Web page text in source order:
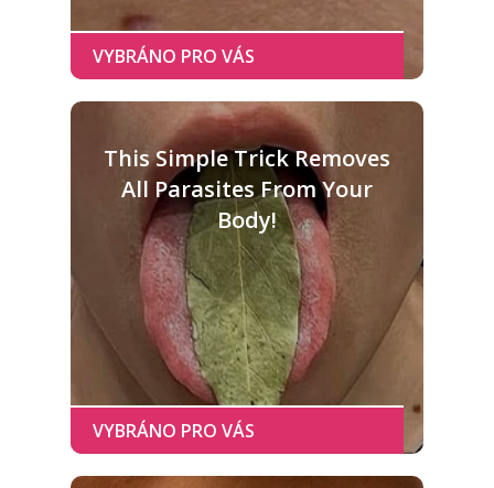
This Simple Trick Removes
All Parasites From Your
Body!